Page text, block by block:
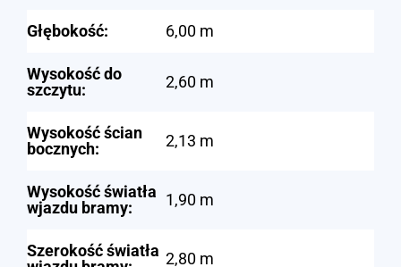
Głębokość: 6,00 m
Wysokość do
szczytu:
2,60 m
Wysokość ścian
bocznych:
2,13 m
Wysokość światła
wjazdu bramy:
1,90 m
Szerokość światła 2,80 m